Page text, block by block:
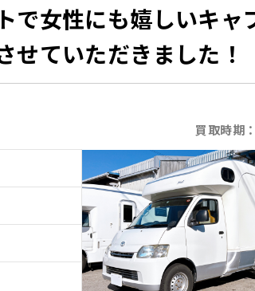
で女性にも嬉しいキャ
せていただきました！
買取時期：